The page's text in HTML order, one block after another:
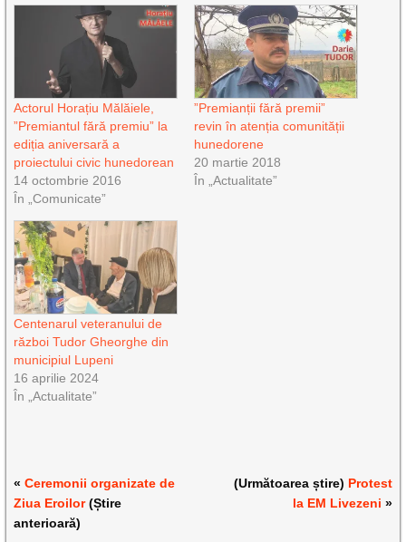
Actorul Horațiu Mălăiele,
”Premiantul fără premiu” la
ediția aniversară a
proiectului civic hunedorean
14 octombrie 2016
În „Comunicate”
”Premianții fără premii”
revin în atenția comunității
hunedorene
20 martie 2018
În „Actualitate”
Centenarul veteranului de
război Tudor Gheorghe din
municipiul Lupeni
16 aprilie 2024
În „Actualitate”
«Ceremonii organizate de
Ziua Eroilor(Știre
anterioară)
(Următoarea știre) Protest
la EM Livezeni »